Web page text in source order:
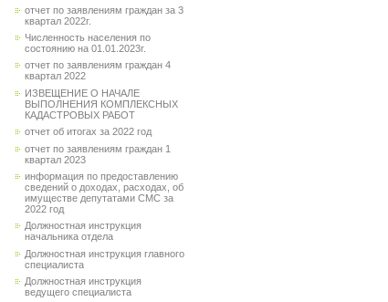
отчет по заявлениям граждан за 3
квартал 2022г.
Численность населения по
состоянию на 01.01.2023г.
отчет по заявлениям граждан 4
квартал 2022
ИЗВЕЩЕНИЕ О НАЧАЛЕ
ВЫПОЛНЕНИЯ КОМПЛЕКСНЫХ
КАДАСТРОВЫХ РАБОТ
отчет об итогах за 2022 год
отчет по заявлениям граждан 1
квартал 2023
информация по предоставлению
сведений о доходах, расходах, об
имуществе депутатами СМС за
2022 год
Должностная инструкция
начальника отдела
Должностная инструкция главного
специалиста
Должностная инструкция
ведущего специалиста